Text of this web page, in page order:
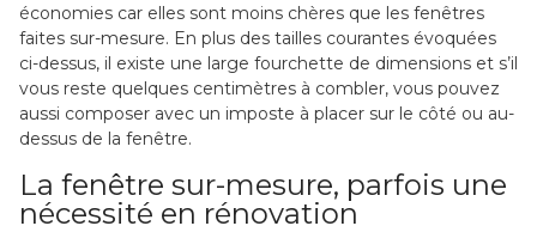
économies car elles sont moins chères que les fenêtres
faites sur-mesure. En plus des tailles courantes évoquées
ci-dessus, il existe une large fourchette de dimensions et s’il
vous reste quelques centimètres à combler, vous pouvez
aussi composer avec un imposte à placer sur le côté ou au-
dessus de la fenêtre.
La fenêtre sur-mesure, parfois une
nécessité en rénovation